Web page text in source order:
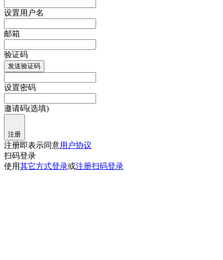
设置用户名
邮箱
验证码
发送验证码
设置密码
邀请码(选填)
注册
注册即表示同意用户协议
扫码登录
使用其它方式登录或注册扫码登录